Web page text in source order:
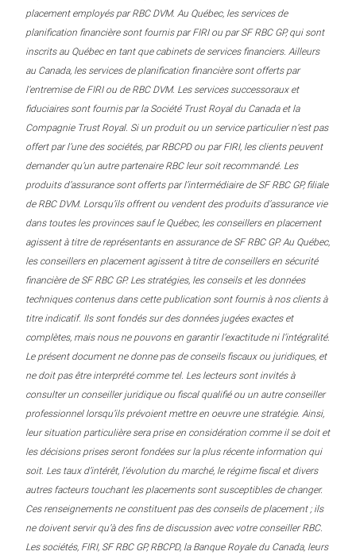
placement employés par RBC DVM. Au Québec, les services de
planification financière sont fournis par FIRI ou par SF RBC GP, qui sont
inscrits au Québec en tant que cabinets de services financiers. Ailleurs
au Canada, les services de planification financière sont offerts par
l’entremise de FIRI ou de RBC DVM. Les services successoraux et
fiduciaires sont fournis par la Société Trust Royal du Canada et la
Compagnie Trust Royal. Si un produit ou un service particulier n’est pas
offert par l’une des sociétés, par RBCPD ou par FIRI, les clients peuvent
demander qu’un autre partenaire RBC leur soit recommandé. Les
produits d’assurance sont offerts par l’intermédiaire de SF RBC GP, filiale
de RBC DVM. Lorsqu’ils offrent ou vendent des produits d’assurance vie
dans toutes les provinces sauf le Québec, les conseillers en placement
agissent à titre de représentants en assurance de SF RBC GP. Au Québec,
les conseillers en placement agissent à titre de conseillers en sécurité
financière de SF RBC GP. Les stratégies, les conseils et les données
techniques contenus dans cette publication sont fournis à nos clients à
titre indicatif. Ils sont fondés sur des données jugées exactes et
complètes, mais nous ne pouvons en garantir l’exactitude ni l’intégralité.
Le présent document ne donne pas de conseils fiscaux ou juridiques, et
ne doit pas être interprété comme tel. Les lecteurs sont invités à
consulter un conseiller juridique ou fiscal qualifié ou un autre conseiller
professionnel lorsqu’ils prévoient mettre en oeuvre une stratégie. Ainsi,
leur situation particulière sera prise en considération comme il se doit et
les décisions prises seront fondées sur la plus récente information qui
soit. Les taux d’intérêt, l’évolution du marché, le régime fiscal et divers
autres facteurs touchant les placements sont susceptibles de changer.
Ces renseignements ne constituent pas des conseils de placement ; ils
ne doivent servir qu’à des fins de discussion avec votre conseiller RBC.
Les sociétés, FIRI, SF RBC GP, RBCPD, la Banque Royale du Canada, leurs